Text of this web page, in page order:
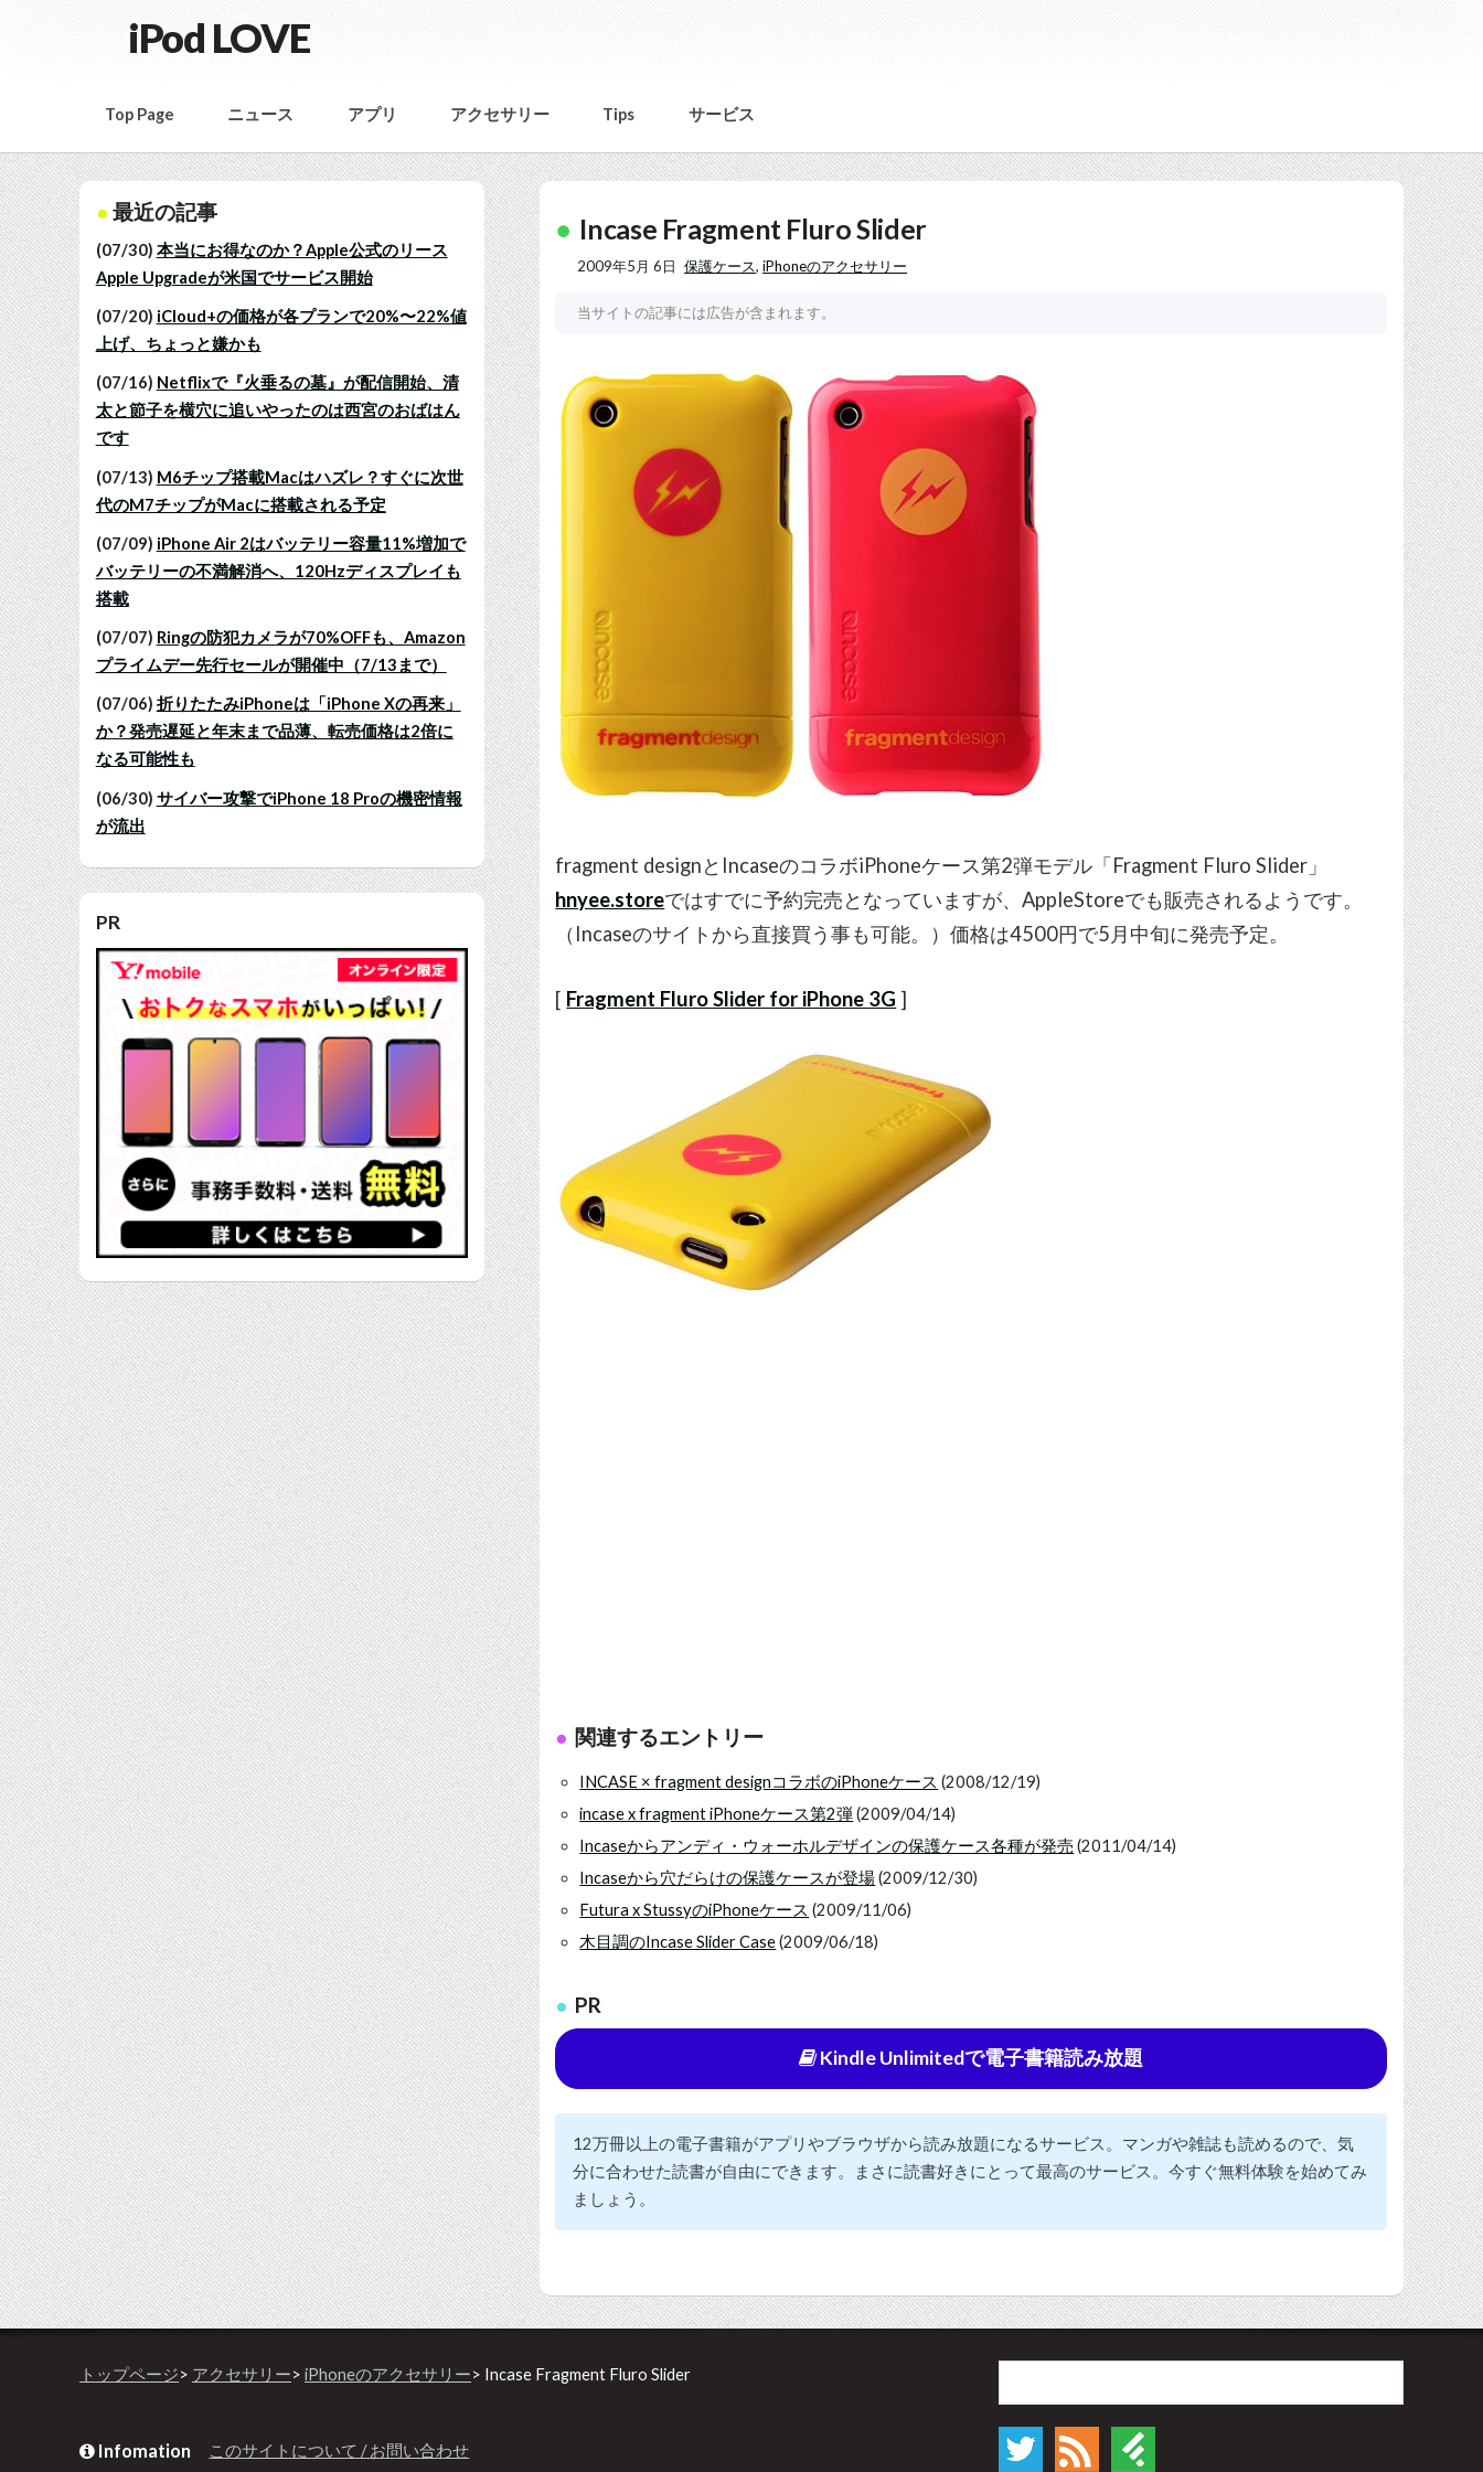
iPod LOVE
Top Page ニュース アプリ アクセサリー Tips サービス
最近の記事
(07/30) 本当にお得なのか？Apple公式のリース
Apple Upgradeが米国でサービス開始
(07/20) iCloud+の価格が各プランで20%〜22%値
上げ、ちょっと嫌かも
(07/16) Netflixで『火垂るの墓』が配信開始、清
太と節子を横穴に追いやったのは西宮のおばはん
です
(07/13) M6チップ搭載Macはハズレ？すぐに次世
代のM7チップがMacに搭載される予定
(07/09) iPhone Air 2はバッテリー容量11%増加で
バッテリーの不満解消へ、120Hzディスプレイも
搭載
(07/07) Ringの防犯カメラが70%OFFも、Amazon
プライムデー先行セールが開催中（7/13まで）
(07/06) 折りたたみiPhoneは「iPhone Xの再来」
か？発売遅延と年末まで品薄、転売価格は2倍に
なる可能性も
(06/30) サイバー攻撃でiPhone 18 Proの機密情報
が流出
PR
Incase Fragment Fluro Slider
2009年5月 6日 保護ケース,iPhoneのアクセサリー
当サイトの記事には広告が含まれます。
fragment designとIncaseのコラボiPhoneケース第2弾モデル「Fragment Fluro Slider」
hnyee.storeではすでに予約完売となっていますが、AppleStoreでも販売されるようです。
（Incaseのサイトから直接買う事も可能。）価格は4500円で5月中旬に発売予定。
[ Fragment Fluro Slider for iPhone 3G ]
関連するエントリー
INCASE × fragment designコラボのiPhoneケース (2008/12/19)
incase x fragment iPhoneケース第2弾(2009/04/14)
Incaseからアンディ・ウォーホルデザインの保護ケース各種が発売 (2011/04/14)
Incaseから穴だらけの保護ケースが登場(2009/12/30)
Futura x StussyのiPhoneケース (2009/11/06)
木目調のIncase Slider Case(2009/06/18)
PR
Kindle Unlimitedで電子書籍読み放題
12万冊以上の電子書籍がアプリやブラウザから読み放題になるサービス。マンガや雑誌も読めるので、気
分に合わせた読書が自由にできます。まさに読書好きにとって最高のサービス。今すぐ無料体験を始めてみ
ましょう。
トップページ> アクセサリー> iPhoneのアクセサリー> Incase Fragment Fluro Slider
Infomation このサイトについて / お問い合わせ